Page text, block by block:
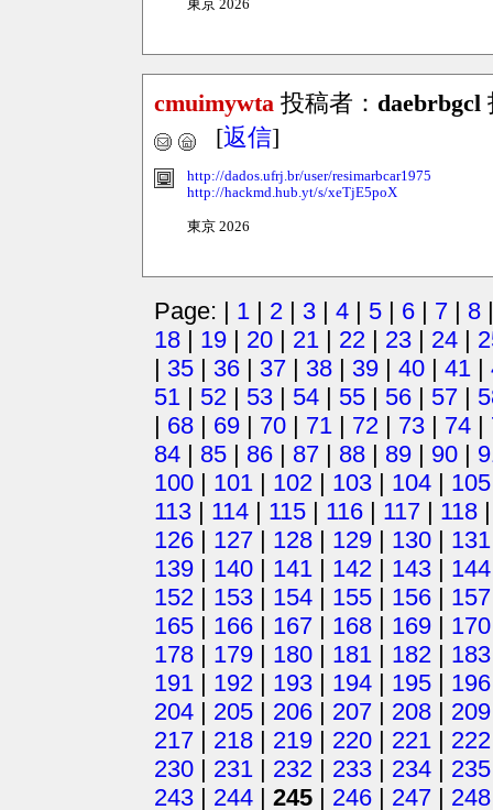
東京 2026
cmuimywta 投稿者： daebrbgcl
[返信]
http://dados.ufrj.br/user/resimarbcar1975
http://hackmd.hub.yt/s/xeTjE5poX
東京 2026
Page: | 1 | 2 | 3 | 4 | 5 | 6 | 7 | 8
18 | 19 | 20 | 21 | 22 | 23 | 24 |
| 35 | 36 | 37 | 38 | 39 | 40 | 41 |
51 | 52 | 53 | 54 | 55 | 56 | 57 |
| 68 | 69 | 70 | 71 | 72 | 73 | 74 |
84 | 85 | 86 | 87 | 88 | 89 | 90 |
100 | 101 | 102 | 103 | 104 | 105
113 | 114 | 115 | 116 | 117 | 118
126 | 127 | 128 | 129 | 130 | 131
139 | 140 | 141 | 142 | 143 | 144
152 | 153 | 154 | 155 | 156 | 157
165 | 166 | 167 | 168 | 169 | 170
178 | 179 | 180 | 181 | 182 | 183
191 | 192 | 193 | 194 | 195 | 196
204 | 205 | 206 | 207 | 208 | 209
217 | 218 | 219 | 220 | 221 | 222
230 | 231 | 232 | 233 | 234 | 235
243 | 244 | 245 | 246 | 247 | 248